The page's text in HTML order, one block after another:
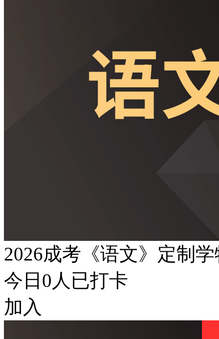
2026成考《语文》定制
今日 0 人已打卡
加入